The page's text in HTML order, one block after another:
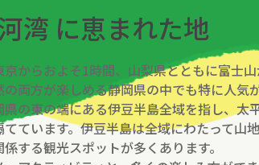
湾 に恵まれた地
からおよそ1時間、山梨県とともに富士山
両方が楽しめる静岡県の中でも特に人気
の東の端にある伊豆半島全域を指し、太
ています。伊豆半島は全域にわたって山
する観光スポットが多くあります。